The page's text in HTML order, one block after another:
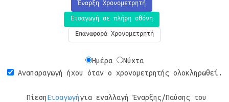
Έναρξη Χρονομετρητή
Εισαγωγή σε πλήρη οθόνη
Επαναφορά Χρονομετρητή
Ημέρα
Νύχτα
Αναπαραγωγή ήχου όταν ο χρονομετρητής ολοκληρωθεί.
ΠίεσηΕισαγωγήγια εναλλαγή Έναρξης/Παύσης του